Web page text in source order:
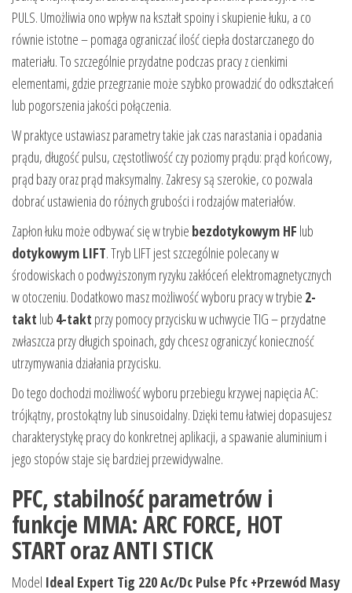
PULS. Umożliwia ono wpływ na kształt spoiny i skupienie łuku, a co
równie istotne – pomaga ograniczać ilość ciepła dostarczanego do
materiału. To szczególnie przydatne podczas pracy z cienkimi
elementami, gdzie przegrzanie może szybko prowadzić do odkształceń
lub pogorszenia jakości połączenia.
W praktyce ustawiasz parametry takie jak czas narastania i opadania
prądu, długość pulsu, częstotliwość czy poziomy prądu: prąd końcowy,
prąd bazy oraz prąd maksymalny. Zakresy są szerokie, co pozwala
dobrać ustawienia do różnych grubości i rodzajów materiałów.
Zapłon łuku może odbywać się w trybie bezdotykowym HF lub
dotykowym LIFT. Tryb LIFT jest szczególnie polecany w
środowiskach o podwyższonym ryzyku zakłóceń elektromagnetycznych
w otoczeniu. Dodatkowo masz możliwość wyboru pracy w trybie 2-
takt lub 4-takt przy pomocy przycisku w uchwycie TIG – przydatne
zwłaszcza przy długich spoinach, gdy chcesz ograniczyć konieczność
utrzymywania działania przycisku.
Do tego dochodzi możliwość wyboru przebiegu krzywej napięcia AC:
trójkątny, prostokątny lub sinusoidalny. Dzięki temu łatwiej dopasujesz
charakterystykę pracy do konkretnej aplikacji, a spawanie aluminium i
jego stopów staje się bardziej przewidywalne.
PFC, stabilność parametrów i
funkcje MMA: ARC FORCE, HOT
START oraz ANTI STICK
Model Ideal Expert Tig 220 Ac/Dc Pulse Pfc +Przewód Masy